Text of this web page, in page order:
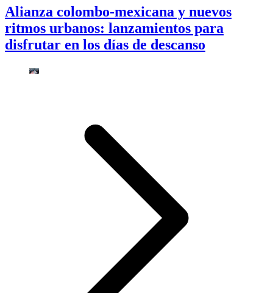
Alianza colombo-mexicana y nuevos
ritmos urbanos: lanzamientos para
disfrutar en los días de descanso